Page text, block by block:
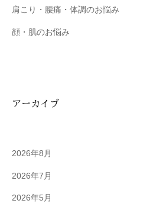
肩こり・腰痛・体調のお悩み
顔・肌のお悩み
アーカイブ
2026年8月
2026年7月
2026年5月